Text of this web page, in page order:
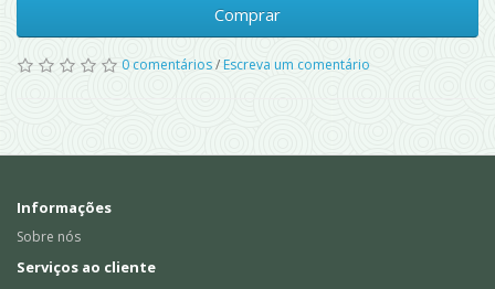
Comprar
0 comentários/Escreva um comentário
Informações
Sobre nós
Serviços ao cliente